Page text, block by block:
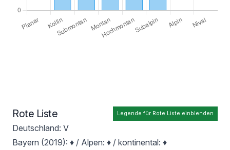
Legende für Rote Liste einblenden
Rote Liste
Deutschland: V
Bayern (2019): ♦ / Alpen: ♦ / kontinental: ♦